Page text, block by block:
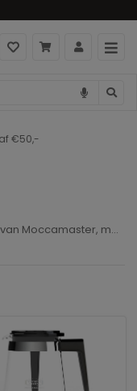
€50,-
Heb jij thuis een mooi koffiezetapparaat van Moccamaster, maar ben jij nu op zoek naar accessoires voor jouw koffiezetapparaat? Dan ben jij bij Onlinekoffiekopen aan het juiste adres! Bij Onlinekoffiekopen hebben wij allerlei